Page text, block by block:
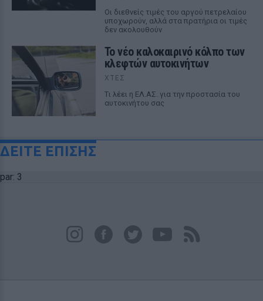
Οι διεθνείς τιμές του αργού πετρελαίου
υποχωρούν, αλλά στα πρατήρια οι τιμές
δεν ακολουθούν
Το νέο καλοκαιρινό κόλπο των
κλεφτών αυτοκινήτων
ΧΤΕΣ
Tι λέει η ΕΛ.ΑΣ. για την προστασία του
αυτοκινήτου σας
ΔΕΙΤΕ ΕΠΙΣΗΣ
par: 3